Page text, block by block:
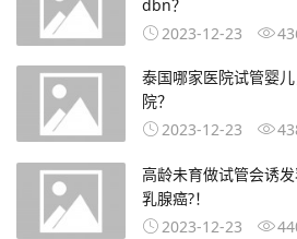
dbn？
2023-12-23
泰国哪家医院试管婴
院？
2023-12-23
高龄未育做试管会诱
乳腺癌?！
2023-12-23